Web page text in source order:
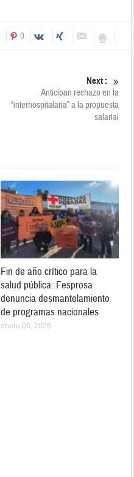
0
Next :
Anticipan rechazo en la
“interhospitalaria” a la propuesta
salarial
Fin de año crítico para la
salud pública: Fesprosa
denuncia desmantelamiento
de programas nacionales
enero 06, 2026